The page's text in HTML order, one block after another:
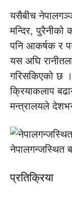
यसैबीच नेपालगञ्ज
मन्दिर, पुरैनीको
पनि आकर्षक र
यस अघि
गरिसकिएको छ
क्रियाकलाप
मन्त्रालयले देशभर
नेपालगन्जस्थित
प्रतिक्रिया